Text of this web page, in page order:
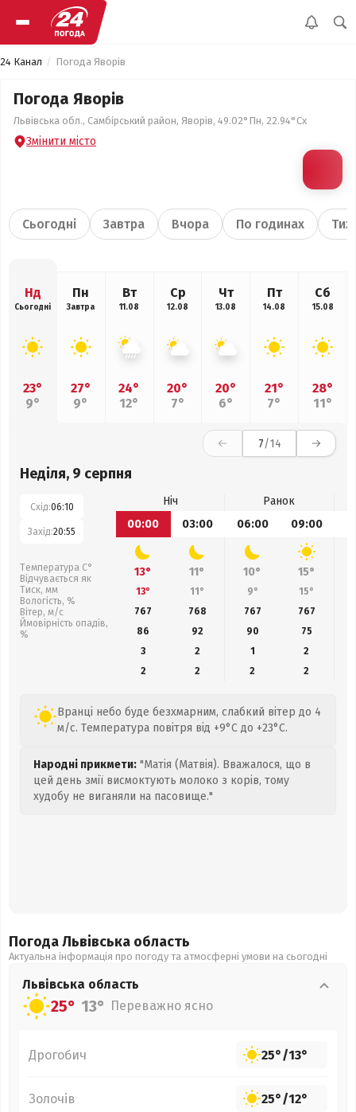
24 Канал Погода Яворів
Погода Яворів
Львівська обл., Самбірський район, Яворів, 49.02°Пн, 22.94°Сх
Змінити місто
Сьогодні Завтра Вчора По годинах
Нд
Сьогодні
23°
9°
Пн
Завтра
27°
9°
Вт
11.08
24°
12°
Ср
12.08
20°
7°
Чт
13.08
20°
6°
Пт
14.08
21°
7°
Сб
15.08
28°
11°
7/14
Неділя, 9 серпня
Схід:06:10
Захід:20:55
Температура С°
Відчувається як
Тиск, мм
Вологість, %
Вітер, м/с
Ймовірність опадів,
%
Ніч
Ранок
00:00
03:00 06:00 09:00
13° 11° 10° 15°
13° 11° 9° 15°
767
768 767 767
86
92 90 75
3
2 1
2
2
2 2 2
Вранці небо буде безхмарним, слабкий вітер до 4
м/с. Температура повітря від +9°C до +23°C.
Народні прикмети: "Матія (Матвія). Вважалося, що в
цей день змії висмоктують молоко з корів, тому
худобу не виганяли на пасовище."
Погода Львівська область
Актуальна інформація про погоду та атмосферні умови на сьогодні
Львівська область
25° 13° Переважно ясно
Дрогобич 25°/13°
Золочів 25°/12°